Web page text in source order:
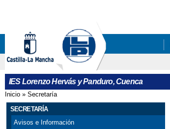
IES Lorenzo Hervás y Panduro, Cuenca
Se encuentra usted aquí
Inicio » Secretaría
SECRETARÍA
Avisos e Información